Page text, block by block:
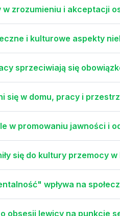
w zrozumieniu i akceptacji
i kulturowe aspekty
sprzeciwiają się
się w domu, pracy i
w promowaniu jawności i
się do kultury przemocy w
wpływa na
obsesji lewicy na punkcie